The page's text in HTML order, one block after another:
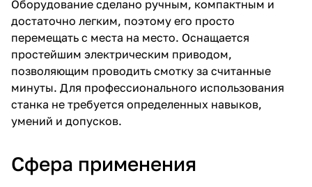
Оборудование сделано ручным, компактным и
достаточно легким, поэтому его просто
перемещать с места на место. Оснащается
простейшим электрическим приводом,
позволяющим проводить смотку за считанные
минуты. Для профессионального использования
станка не требуется определенных навыков,
умений и допусков.
Сфера применения